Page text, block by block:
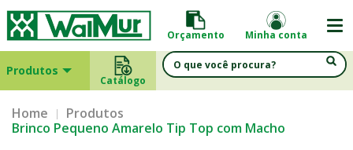
Orçamento Minha conta
Produtos
Catálogo
Home
Produtos
Brinco Pequeno Amarelo Tip Top com Macho